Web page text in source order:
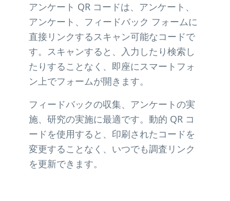
アンケート QR コードは、アンケート、
アンケート、フィードバック フォームに
直接リンクするスキャン可能なコードで
す。スキャンすると、入力したり検索し
たりすることなく、即座にスマートフォ
ン上でフォームが開きます。
フィードバックの収集、アンケートの実
施、研究の実施に最適です。動的 QR コ
ードを使用すると、印刷されたコードを
変更することなく、いつでも調査リンク
を更新できます。